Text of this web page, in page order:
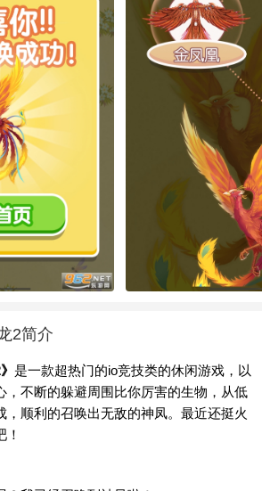
2简介
是一款超热门的io竞技类的休闲游戏，以
，不断的躲避周围比你厉害的生物，从低
，顺利的召唤出无敌的神凤。最近还挺火